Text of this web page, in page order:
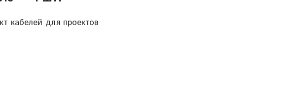
кабелей для проектов